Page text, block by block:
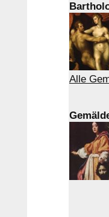
Alle